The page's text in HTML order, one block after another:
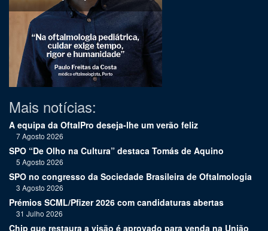
Mais notícias:
A equipa da OftalPro deseja-lhe um verão feliz
7 Agosto 2026
SPO “De Olho na Cultura” destaca Tomás de Aquino
5 Agosto 2026
SPO no congresso da Sociedade Brasileira de Oftalmologia
3 Agosto 2026
Prémios SCML/Pfizer 2026 com candidaturas abertas
31 Julho 2026
Chip que restaura a visão é aprovado para venda na União